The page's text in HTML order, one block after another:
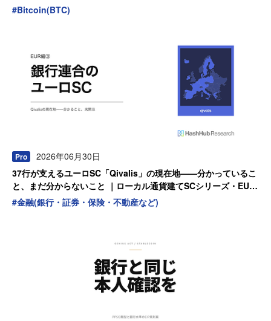
#Bitcoin(BTC)
Pro
2026年06月30日
37行が支えるユーロSC「Qivalis」の現在地——分かっているこ
と、まだ分からないこと ｜ローカル通貨建てSCシリーズ・EUR
編 第3弾
#金融(銀行・証券・保険・不動産など)